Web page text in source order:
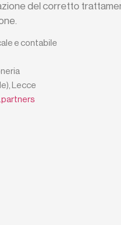
del corretto
e contabile
Lecce